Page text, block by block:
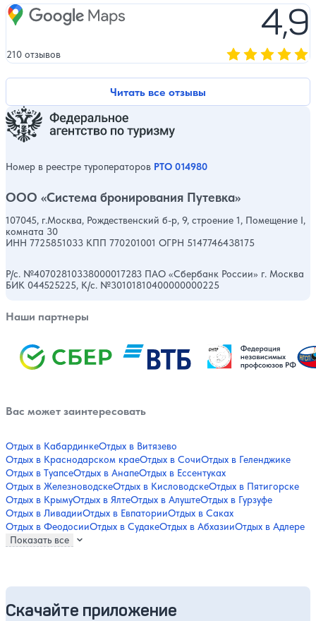
Читать все отзывы
Google Maps 4,9
210 отзывов
Номер в реестре туроператоров РТО 014980
ООО «Система бронирования Путевка»
107045, г.Москва, Рождественский б-р, 9, строение 1, Помещение I,
комната 30
ИНН 7725851033 КПП 770201001 ОГРН 5147746438175
Р/с. №40702810338000017283 ПАО «Сбербанк России» г. Москва
БИК 044525225, К/с. №30101810400000000225
Наши партнеры
Вас может заинтересовать
Отдых в КабардинкеОтдых в Витязево
Отдых в Краснодарском краеОтдых в СочиОтдых в Геленджике
Отдых в ТуапсеОтдых в АнапеОтдых в Ессентуках
Отдых в ЖелезноводскеОтдых в КисловодскеОтдых в Пятигорске
Отдых в КрымуОтдых в ЯлтеОтдых в АлуштеОтдых в Гурзуфе
Отдых в ЛивадииОтдых в ЕвпаторииОтдых в Саках
Отдых в ФеодосииОтдых в СудакеОтдых в АбхазииОтдых в Адлере
Показать все
Скачайте приложение